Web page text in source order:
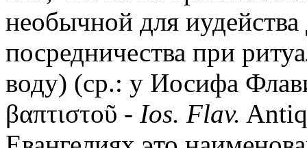
необычной для
посредничества при
воду) (ср.: у Иосифа
βαπτιστοῦ - Ios. Flav.